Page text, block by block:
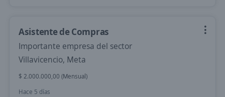
Asistente de Compras
Importante empresa del sector
Villavicencio, Meta
$ 2.000.000,00 (Mensual)
Hace 5 días